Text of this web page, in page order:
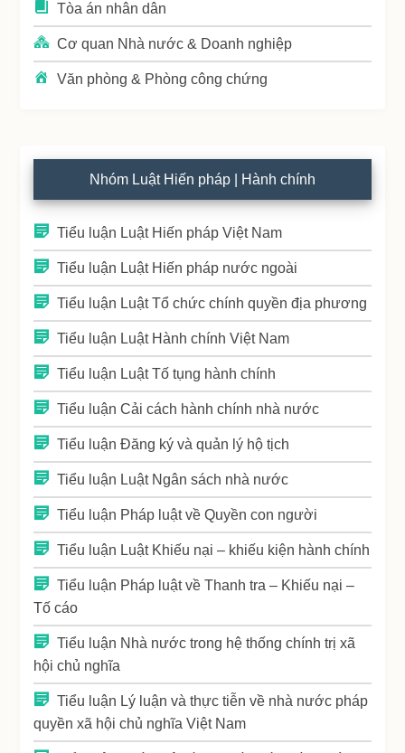
Tòa án nhân dân
Cơ quan Nhà nước & Doanh nghiệp
Văn phòng & Phòng công chứng
Nhóm Luật Hiến pháp | Hành chính
Tiểu luận Luật Hiến pháp Việt Nam
Tiểu luận Luật Hiến pháp nước ngoài
Tiểu luận Luật Tổ chức chính quyền địa phương
Tiểu luận Luật Hành chính Việt Nam
Tiểu luận Luật Tố tụng hành chính
Tiểu luận Cải cách hành chính nhà nước
Tiểu luận Đăng ký và quản lý hộ tịch
Tiểu luận Luật Ngân sách nhà nước
Tiểu luận Pháp luật về Quyền con người
Tiểu luận Luật Khiếu nại – khiếu kiện hành chính
Tiểu luận Pháp luật về Thanh tra – Khiếu nại –
Tố cáo
Tiểu luận Nhà nước trong hệ thống chính trị xã
hội chủ nghĩa
Tiểu luận Lý luận và thực tiễn về nhà nước pháp
quyền xã hội chủ nghĩa Việt Nam